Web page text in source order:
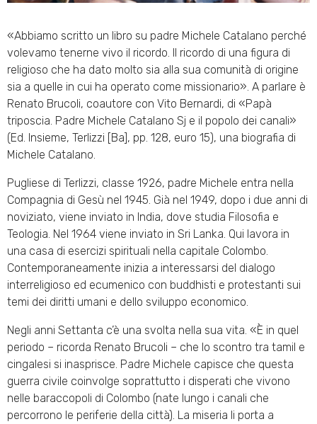
«Abbiamo scritto un libro su padre Michele Catalano perché
volevamo tenerne vivo il ricordo. Il ricordo di una figura di
religioso che ha dato molto sia alla sua comunità di origine
sia a quelle in cui ha operato come missionario». A parlare è
Renato Brucoli, coautore con Vito Bernardi, di «Papà
triposcia. Padre Michele Catalano Sj e il popolo dei canali»
(Ed. Insieme, Terlizzi [Ba], pp. 128, euro 15), una biografia di
Michele Catalano.
Pugliese di Terlizzi, classe 1926, padre Michele entra nella
Compagnia di Gesù nel 1945. Già nel 1949, dopo i due anni di
noviziato, viene inviato in India, dove studia Filosofia e
Teologia. Nel 1964 viene inviato in Sri Lanka. Qui lavora in
una casa di esercizi spirituali nella capitale Colombo.
Contemporaneamente inizia a interessarsi del dialogo
interreligioso ed ecumenico con buddhisti e protestanti sui
temi dei diritti umani e dello sviluppo economico.
Negli anni Settanta c’è una svolta nella sua vita. «È in quel
periodo – ricorda Renato Brucoli – che lo scontro tra tamil e
cingalesi si inasprisce. Padre Michele capisce che questa
guerra civile coinvolge soprattutto i disperati che vivono
nelle baraccopoli di Colombo (nate lungo i canali che
percorrono le periferie della città). La miseria li porta a